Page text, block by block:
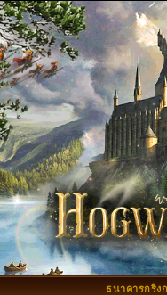
ธนาคารกริง